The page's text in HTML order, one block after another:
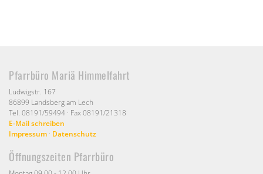
Pfarrbüro Mariä Himmelfahrt
Ludwigstr. 167
86899 Landsberg am Lech
Tel. 08191/59494 · Fax 08191/21318
E-Mail schreiben
Impressum · Datenschutz
Öffnungszeiten Pfarrbüro